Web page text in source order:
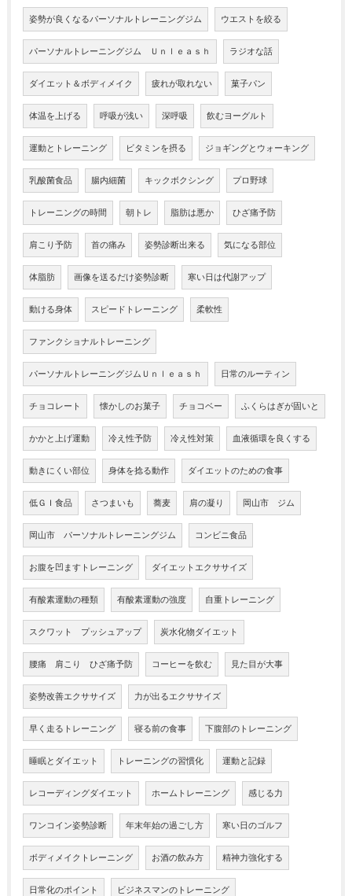
姿勢が良くなるパーソナルトレーニングジム ウエストを絞る
パーソナルトレーニングジム Ｕｎｌｅａｓｈ ラジオな話
ダイエット＆ボディメイク 疲れが取れない 菓子パン
体温を上げる 呼吸が浅い 深呼吸 飲むヨーグルト
運動とトレーニング ビタミンを摂る ジョギングとウォーキング
乳酸菌食品 腸内細菌 キックボクシング プロ野球
トレーニングの時間 朝トレ 脂肪は悪か ひざ痛予防
肩こり予防 首の痛み 姿勢診断出来る 気になる部位
体脂肪 画像を送るだけ姿勢診断 寒い日は代謝アップ
動ける身体 スピードトレーニング 柔軟性
ファンクショナルトレーニング
パーソナルトレーニングジムＵｎｌｅａｓｈ 日常のルーティン
チョコレート 懐かしのお菓子 チョコベー ふくらはぎが固いと
かかと上げ運動 冷え性予防 冷え性対策 血液循環を良くする
動きにくい部位 身体を捻る動作 ダイエットのための食事
低ＧＩ食品 さつまいも 蕎麦 肩の凝り 岡山市 ジム
岡山市 パーソナルトレーニングジム コンビニ食品
お腹を凹ますトレーニング ダイエットエクササイズ
有酸素運動の種類 有酸素運動の強度 自重トレーニング
スクワット プッシュアップ 炭水化物ダイエット
腰痛 肩こり ひざ痛予防 コーヒーを飲む 見た目が大事
姿勢改善エクササイズ 力が出るエクササイズ
早く走るトレーニング 寝る前の食事 下腹部のトレーニング
睡眠とダイエット トレーニングの習慣化 運動と記録
レコーディングダイエット ホームトレーニング 感じる力
ワンコイン姿勢診断 年末年始の過ごし方 寒い日のゴルフ
ボディメイクトレーニング お酒の飲み方 精神力強化する
日常化のポイント ビジネスマンのトレーニング